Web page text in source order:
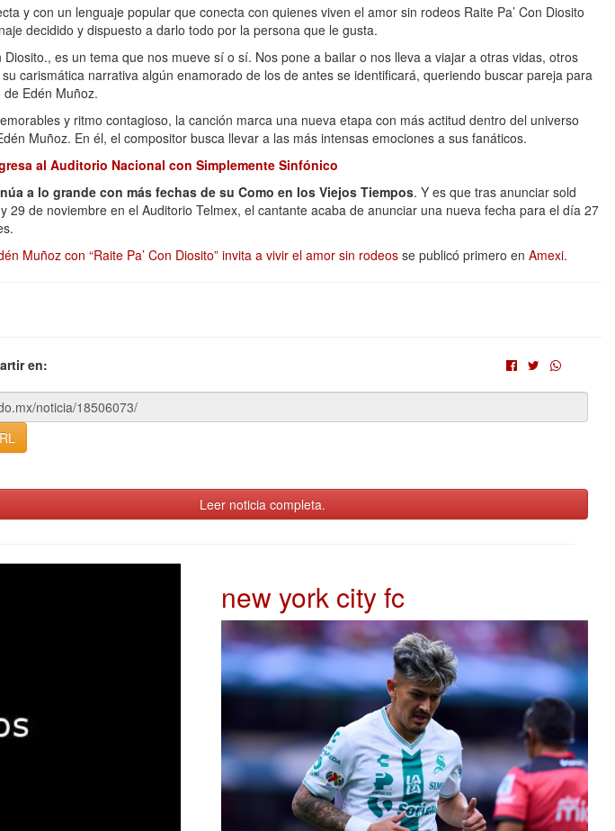
y con un lenguaje popular que conecta con quienes viven el amor sin rodeos Raite Pa’ Con Diosito
decidido y dispuesto a darlo todo por la persona que le gusta.
Diosito., es un tema que nos mueve sí o sí. Nos pone a bailar o nos lleva a viajar a otras vidas, otros
carismática narrativa algún enamorado de los de antes se identificará, queriendo buscar pareja para
Edén Muñoz.
y ritmo contagioso, la canción marca una nueva etapa con más actitud dentro del universo
Muñoz. En él, el compositor busca llevar a las más intensas emociones a sus fanáticos.
al Auditorio Nacional con Simplemente Sinfónico
a lo grande con más fechas de su Como en los Viejos Tiempos. Y es que tras anunciar sold
29 de noviembre en el Auditorio Telmex, el cantante acaba de anunciar una nueva fecha para el día 27
Muñoz con “Raite Pa’ Con Diosito” invita a vivir el amor sin rodeos se publicó primero en Amexi.
en:
Leer noticia completa.
new york city fc